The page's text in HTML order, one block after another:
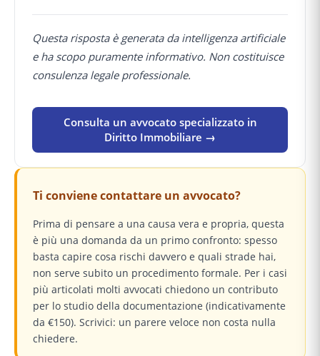
Questa risposta è generata da intelligenza artificiale
e ha scopo puramente informativo. Non costituisce
consulenza legale professionale.
Consulta un avvocato specializzato in
Diritto Immobiliare →
Ti conviene contattare un avvocato?
Prima di pensare a una causa vera e propria, questa
è più una domanda da un primo confronto: spesso
basta capire cosa rischi davvero e quali strade hai,
non serve subito un procedimento formale. Per i casi
più articolati molti avvocati chiedono un contributo
per lo studio della documentazione (indicativamente
da €150). Scrivici: un parere veloce non costa nulla
chiedere.